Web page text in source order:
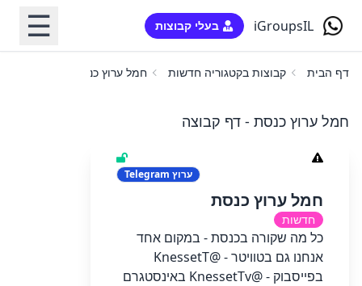
iGroupsIL בעלי קבוצות ☰
דף הבית קבוצות בקטגוריה חדשות חמל ערוץ כנסת
חמל ערוץ כנסת - דף קבוצה
ערוץ
חמל ערוץ כנסת
חדשות
כל מה שקורה בכנסת - במקום אחד
אנחנו גם בטוויטר - @KnessetT
בפייסבוק - @KnessetTv באינסטגרם